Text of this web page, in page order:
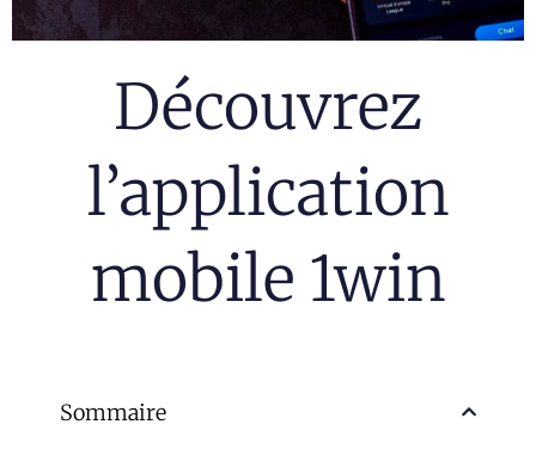
Découvrez
l’application
mobile 1win
Sommaire